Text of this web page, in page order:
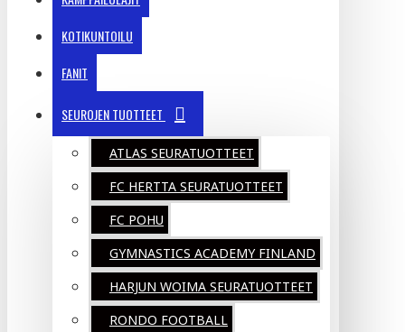
KOTIKUNTOILU
FANIT
SEUROJEN TUOTTEET
ATLAS SEURATUOTTEET
FC HERTTA SEURATUOTTEET
FC POHU
GYMNASTICS ACADEMY FINLAND
HARJUN WOIMA SEURATUOTTEET
RONDO FOOTBALL